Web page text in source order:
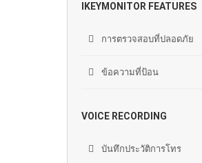
IKEYMONITOR FEATURES
การตรวจสอบที่ปลอดภัย
ข้อความที่ป้อน
VOICE RECORDING
บันทึกประวัติการโทร